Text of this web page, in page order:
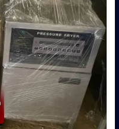
العز
–
0560485279